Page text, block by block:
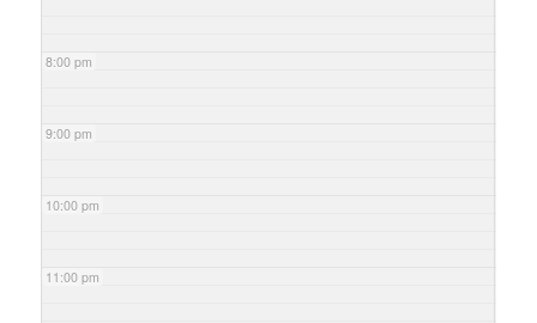
8:00 pm
9:00 pm
10:00 pm
11:00 pm